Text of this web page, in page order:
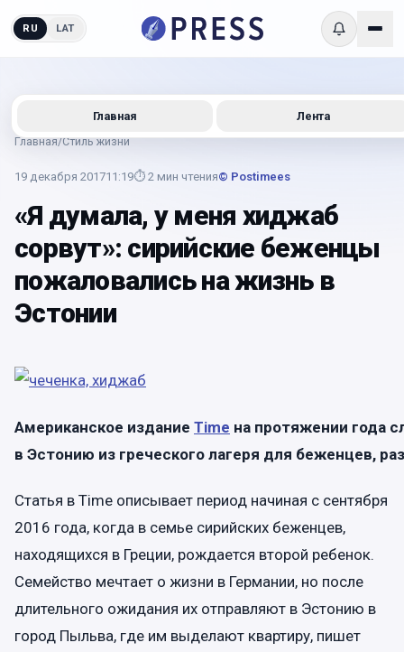
RU LAT
Главная/Стиль жизни
19 декабря 201711:19⏱ 2 мин чтения© Postimees
«Я думала, у меня хиджаб
сорвут»: сирийские беженцы
пожаловались на жизнь в
Эстонии
Американское издание Time на протяжении года
в Эстонию из греческого лагеря для беженцев,
Статья в Time описывает период начиная с сентября
2016 года, когда в семье сирийских беженцев,
находящихся в Греции, рождается второй ребенок.
Семейство мечтает о жизни в Германии, но после
длительного ожидания их отправляют в Эстонию в
город Пыльва, где им выделают квартиру, пишет
Главная Лента